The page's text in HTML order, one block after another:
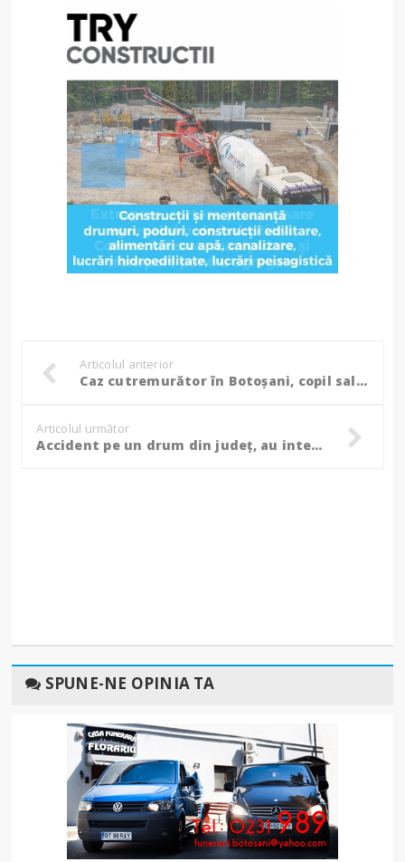
Articolul anterior
Caz cutremurător în Botoșani, copil salvat de jandarmi din mâna tatălui ce voia să îi ia viața!
Articolul următor
Accident pe un drum din județ, au intervenit pompierii și ambulanța! (foto)
SPUNE-NE OPINIA TA